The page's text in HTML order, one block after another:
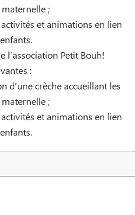
maternelle ;
et animations en lien
l’association Petit Bouh!
:
d’une crèche accueillant les
maternelle ;
et animations en lien